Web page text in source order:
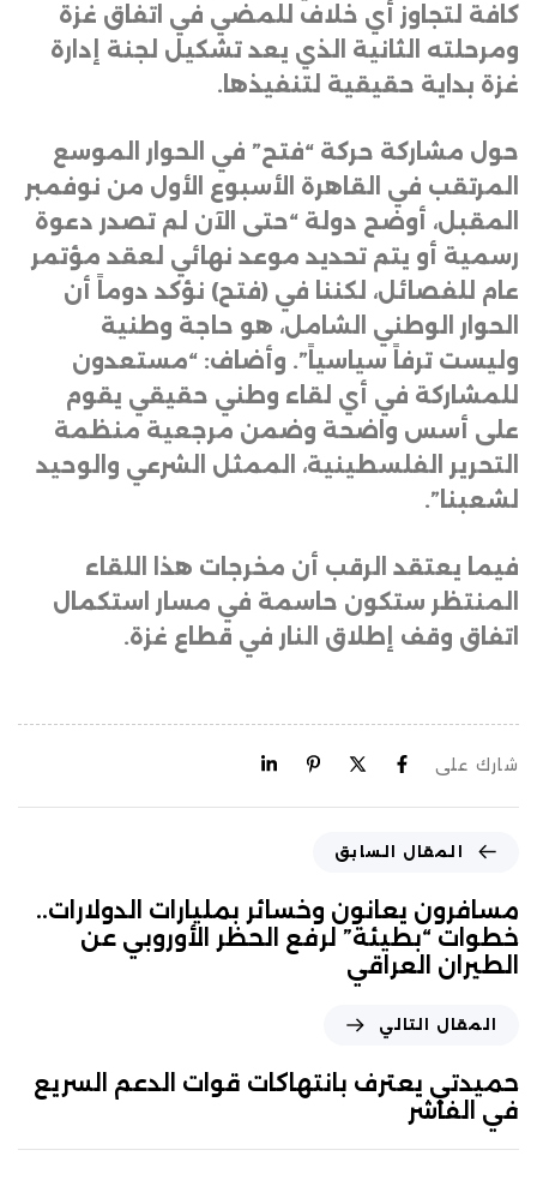
كافة لتجاوز أي خلاف للمضي في اتفاق غزة
ومرحلته الثانية الذي يعد تشكيل لجنة إدارة
غزة بداية حقيقية لتنفيذها .
حول مشاركة حركة “فتح” في الحوار الموسع
المرتقب في القاهرة الأسبوع الأول من نوفمبر
المقبل، أوضح دولة “حتى الآن لم تصدر دعوة
رسمية أو يتم تحديد موعد نهائي لعقد مؤتمر
عام للفصائل، لكننا في (فتح) نؤكد دوماً أن
الحوار الوطني الشامل، هو حاجة وطنية
وليست ترفاً سياسياً”. وأضاف: “مستعدون
للمشاركة في أي لقاء وطني حقيقي يقوم
على أسس واضحة وضمن مرجعية منظمة
التحرير الفلسطينية، الممثل الشرعي والوحيد
لشعبنا”.
فيما يعتقد الرقب أن مخرجات هذا اللقاء
المنتظر ستكون حاسمة في مسار استكمال
اتفاق وقف إطلاق النار في قطاع غزة.
شارك على
المقال السابق
مسافرون يعانون وخسائر بمليارات الدولارات..
خطوات “بطيئة” لرفع الحظر الأوروبي عن
الطيران العراقي
المقال التالي
حميدتي يعترف بانتهاكات قوات الدعم السريع
في الفاشر